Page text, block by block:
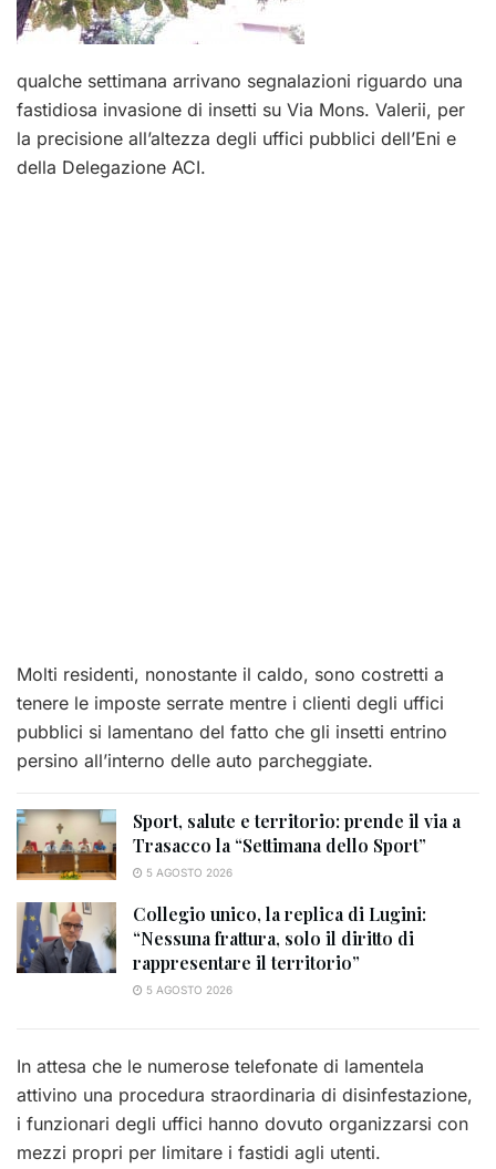
qualche settimana arrivano segnalazioni riguardo una
fastidiosa invasione di insetti su Via Mons. Valerii, per
la precisione all’altezza degli uffici pubblici dell’Eni e
della Delegazione ACI.
Molti residenti, nonostante il caldo, sono costretti a
tenere le imposte serrate mentre i clienti degli uffici
pubblici si lamentano del fatto che gli insetti entrino
persino all’interno delle auto parcheggiate.
Sport, salute e territorio: prende il via a
Trasacco la “Settimana dello Sport”
5 AGOSTO 2026
Collegio unico, la replica di Lugini:
“Nessuna frattura, solo il diritto di
rappresentare il territorio”
5 AGOSTO 2026
In attesa che le numerose telefonate di lamentela
attivino una procedura straordinaria di disinfestazione,
i funzionari degli uffici hanno dovuto organizzarsi con
mezzi propri per limitare i fastidi agli utenti.